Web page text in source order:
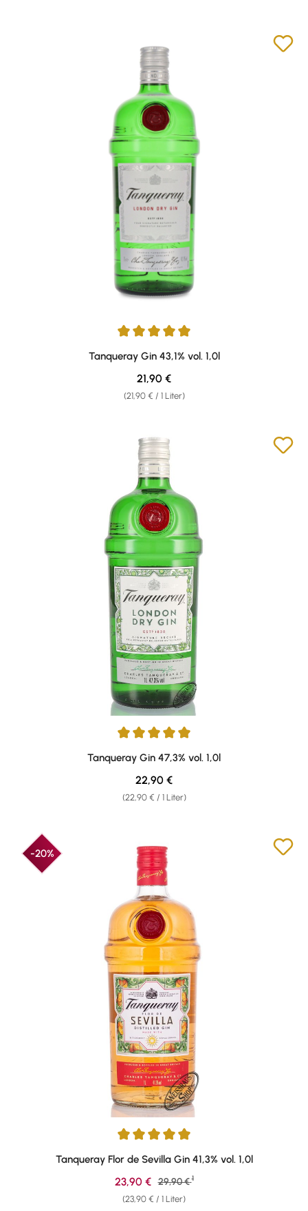
Durchschnittliche Bewertung von 5 von 5 Sternen
Tanqueray Gin 43,1% vol. 1,0l
(21,90 € / 1 Liter)
Regulärer Preis:
21,90 €
Durchschnittliche Bewertung von 5 von 5 Sternen
Tanqueray Gin 47,3% vol. 1,0l
(22,90 € / 1 Liter)
Regulärer Preis:
22,90 €
-20%
Durchschnittliche Bewertung von 4.9 von 5 Sternen
Tanqueray Flor de Sevilla Gin 41,3% vol. 1,0l
(23,90 € / 1 Liter)
Verkaufspreis:
23,90 € Regulärer Preis:
29,90 € 1